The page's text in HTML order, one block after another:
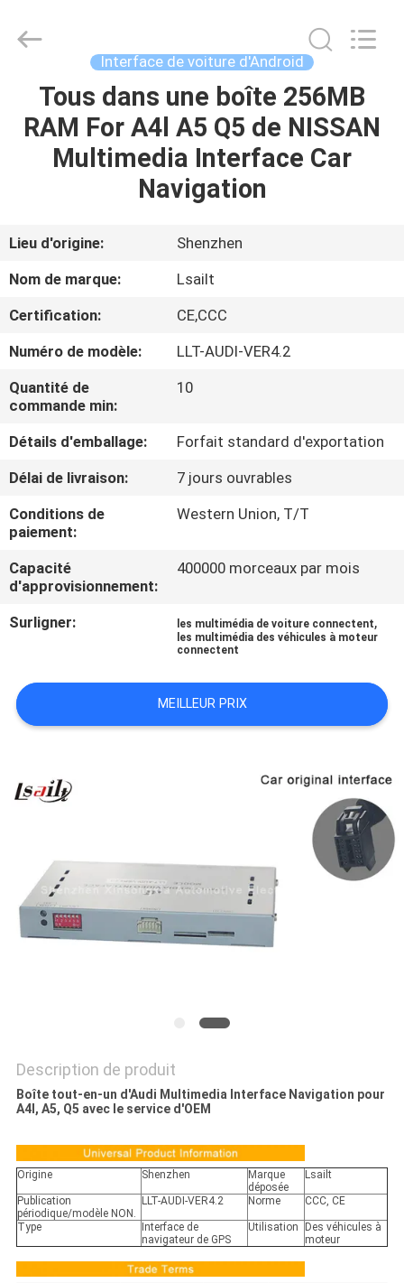
MAISON
PRODUITS
AU
DE
NOUS
VISITE
D'USINE
CONTRÔLE
DE
QUALITÉ
CONTACTEZ-
NOUVELLES
SITE
PRIVACY
Automobile
Electron
Interface de voiture d'Android
Tous dans une boîte 256MB
RAM For A4l A5 Q5 de NISSAN
Multimedia Interface Car
Navigation
Lieu d'origine:
Shenzhen
Nom de marque:
Lsailt
Certification:
CE,CCC
Numéro de modèle:
LLT-AUDI-VER4.2
Quantité de
commande min:
10
Détails d'emballage:
Forfait standard d'exportation
Délai de livraison:
7 jours ouvrables
Conditions de
paiement:
Western Union, T/T
Capacité
d'approvisionnement:
400000 morceaux par mois
Surligner: les multimédia de voiture connectent,
les multimédia des véhicules à moteur
connectent
MEILLEUR PRIX
Description de produit
Boîte tout-en-un d'Audi Multimedia Interface Navigation pour
A4l, A5, Q5 avec le service d'OEM
Origine Shenzhen
Marque
déposée
Lsailt
Publication
périodique/modèle NON.
LLT-AUDI-VER4.2 Norme CCC, CE
Type
Interface de
navigateur de GPS
Utilisation
Des véhicules à
moteur